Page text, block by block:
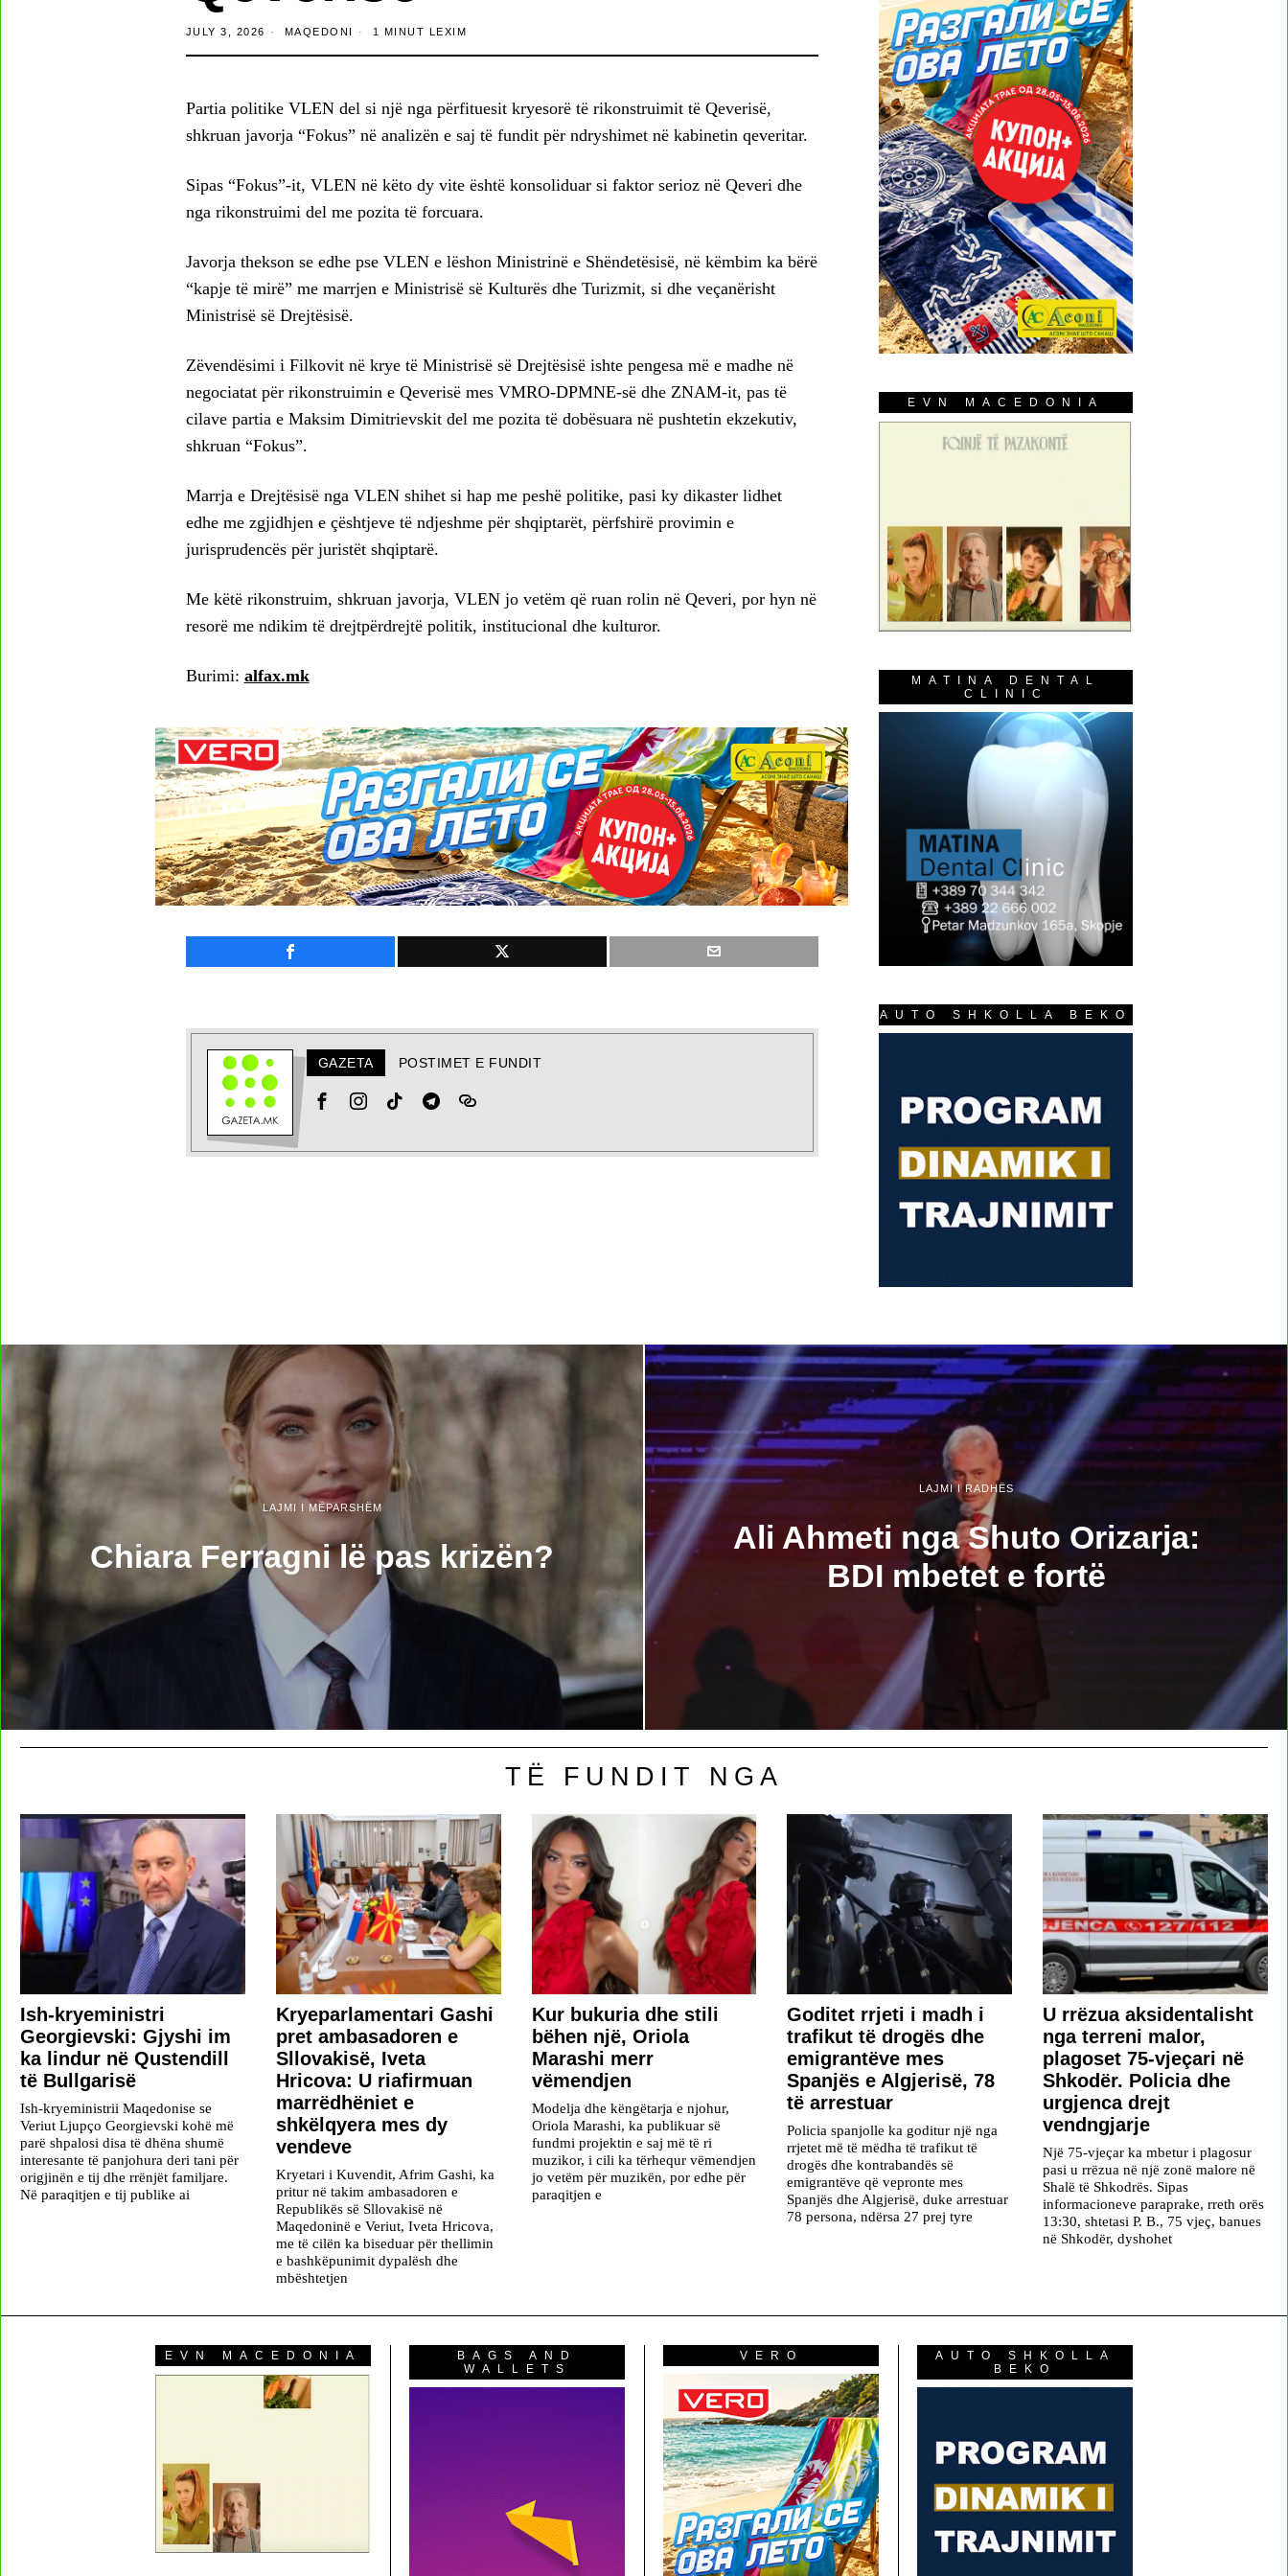
JULY 3, 2026 MAQEDONI 1 MINUT LEXIM
Partia politike VLEN del si një nga përfituesit kryesorë të rikonstruimit të Qeverisë,
shkruan javorja “Fokus” në analizën e saj të fundit për ndryshimet në kabinetin qeveritar.
Sipas “Fokus”-it, VLEN në këto dy vite është konsoliduar si faktor serioz në Qeveri dhe
nga rikonstruimi del me pozita të forcuara.
Javorja thekson se edhe pse VLEN e lëshon Ministrinë e Shëndetësisë, në këmbim ka bërë
“kapje të mirë” me marrjen e Ministrisë së Kulturës dhe Turizmit, si dhe veçanërisht
Ministrisë së Drejtësisë.
Zëvendësimi i Filkovit në krye të Ministrisë së Drejtësisë ishte pengesa më e madhe në
negociatat për rikonstruimin e Qeverisë mes VMRO-DPMNE-së dhe ZNAM-it, pas të
cilave partia e Maksim Dimitrievskit del me pozita të dobësuara në pushtetin ekzekutiv,
shkruan “Fokus”.
Marrja e Drejtësisë nga VLEN shihet si hap me peshë politike, pasi ky dikaster lidhet
edhe me zgjidhjen e çështjeve të ndjeshme për shqiptarët, përfshirë provimin e
jurisprudencës për juristët shqiptarë.
Me këtë rikonstruim, shkruan javorja, VLEN jo vetëm që ruan rolin në Qeveri, por hyn në
resorë me ndikim të drejtpërdrejtë politik, institucional dhe kulturor.
Burimi: alfax.mk
GAZETA POSTIMET E FUNDIT
EVN MACEDONIA
MATINA DENTAL
CLINIC
AUTO SHKOLLA BEKO
LAJMI I MËPARSHËM
Chiara Ferragni lë pas krizën?
LAJMI I RADHËS
Ali Ahmeti nga Shuto Orizarja:
BDI mbetet e fortë
TË FUNDIT NGA
Ish-kryeministri
Georgievski: Gjyshi im
ka lindur në Qustendill
të Bullgarisë
Ish-kryeministrii Maqedonise se
Veriut Ljupço Georgievski kohë më
parë shpalosi disa të dhëna shumë
interesante të panjohura deri tani për
origjinën e tij dhe rrënjët familjare.
Në paraqitjen e tij publike ai
Kryeparlamentari Gashi
pret ambasadoren e
Sllovakisë, Iveta
Hricova: U riafirmuan
marrëdhëniet e
shkëlqyera mes dy
vendeve
Kryetari i Kuvendit, Afrim Gashi, ka
pritur në takim ambasadoren e
Republikës së Sllovakisë në
Maqedoninë e Veriut, Iveta Hricova,
me të cilën ka biseduar për thellimin
e bashkëpunimit dypalësh dhe
mbështetjen
Kur bukuria dhe stili
bëhen një, Oriola
Marashi merr
vëmendjen
Modelja dhe këngëtarja e njohur,
Oriola Marashi, ka publikuar së
fundmi projektin e saj më të ri
muzikor, i cili ka tërhequr vëmendjen
jo vetëm për muzikën, por edhe për
paraqitjen e
Goditet rrjeti i madh i
trafikut të drogës dhe
emigrantëve mes
Spanjës e Algjerisë, 78
të arrestuar
Policia spanjolle ka goditur një nga
rrjetet më të mëdha të trafikut të
drogës dhe kontrabandës së
emigrantëve që vepronte mes
Spanjës dhe Algjerisë, duke arrestuar
78 persona, ndërsa 27 prej tyre
U rrëzua aksidentalisht
nga terreni malor,
plagoset 75-vjeçari në
Shkodër. Policia dhe
urgjenca drejt
vendngjarje
Një 75-vjeçar ka mbetur i plagosur
pasi u rrëzua në një zonë malore në
Shalë të Shkodrës. Sipas
informacioneve paraprake, rreth orës
13:30, shtetasi P. B., 75 vjeç, banues
në Shkodër, dyshohet
EVN MACEDONIA
BAGS AND
WALLETS
VERO
AUTO SHKOLLA
BEKO